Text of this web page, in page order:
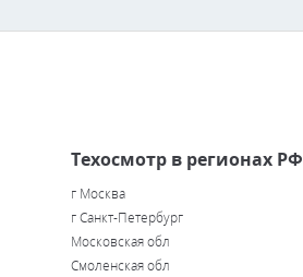
Техосмотр в регионах РФ
г Москва
г Санкт-Петербург
Московская обл
Смоленская обл